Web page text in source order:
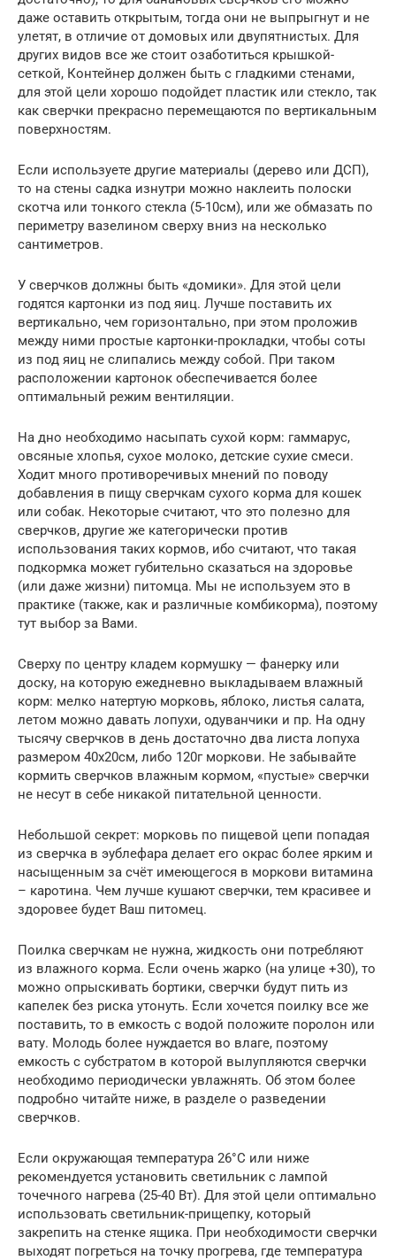
даже оставить открытым, тогда они не выпрыгнут и не
улетят, в отличие от домовых или двупятнистых. Для
других видов все же стоит озаботиться крышкой-
сеткой, Контейнер должен быть с гладкими стенами,
для этой цели хорошо подойдет пластик или стекло, так
как сверчки прекрасно перемещаются по вертикальным
поверхностям.
Если используете другие материалы (дерево или ДСП),
то на стены садка изнутри можно наклеить полоски
скотча или тонкого стекла (5-10см), или же обмазать по
периметру вазелином сверху вниз на несколько
сантиметров.
У сверчков должны быть «домики». Для этой цели
годятся картонки из под яиц. Лучше поставить их
вертикально, чем горизонтально, при этом проложив
между ними простые картонки-прокладки, чтобы соты
из под яиц не слипались между собой. При таком
расположении картонок обеспечивается более
оптимальный режим вентиляции.
На дно необходимо насыпать сухой корм: гаммарус,
овсяные хлопья, сухое молоко, детские сухие смеси.
Ходит много противоречивых мнений по поводу
добавления в пищу сверчкам сухого корма для кошек
или собак. Некоторые считают, что это полезно для
сверчков, другие же категорически против
использования таких кормов, ибо считают, что такая
подкормка может губительно сказаться на здоровье
(или даже жизни) питомца. Мы не используем это в
практике (также, как и различные комбикорма), поэтому
тут выбор за Вами.
Сверху по центру кладем кормушку — фанерку или
доску, на которую ежедневно выкладываем влажный
корм: мелко натертую морковь, яблоко, листья салата,
летом можно давать лопухи, одуванчики и пр. На одну
тысячу сверчков в день достаточно два листа лопуха
размером 40х20см, либо 120г моркови. Не забывайте
кормить сверчков влажным кормом, «пустые» сверчки
не несут в себе никакой питательной ценности.
Небольшой секрет: морковь по пищевой цепи попадая
из сверчка в эублефара делает его окрас более ярким и
насыщенным за счёт имеющегося в моркови витамина
– каротина. Чем лучше кушают сверчки, тем красивее и
здоровее будет Ваш питомец.
Поилка сверчкам не нужна, жидкость они потребляют
из влажного корма. Если очень жарко (на улице +30), то
можно опрыскивать бортики, сверчки будут пить из
капелек без риска утонуть. Если хочется поилку все же
поставить, то в емкость с водой положите поролон или
вату. Молодь более нуждается во влаге, поэтому
емкость с субстратом в которой вылупляются сверчки
необходимо периодически увлажнять. Об этом более
подробно читайте ниже, в разделе о разведении
сверчков.
Если окружающая температура 26°С или ниже
рекомендуется установить светильник с лампой
точечного нагрева (25-40 Вт). Для этой цели оптимально
использовать светильник-прищепку, который
закрепить на стенке ящика. При необходимости сверчки
выходят погреться на точку прогрева, где температура